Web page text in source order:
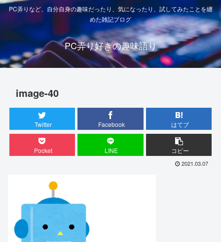
PC弄りなど、自分自身の趣味だったり、気になったり、試してみたことを纏
めた雑記ブログ
PC弄り好きの趣味語り
image-40
Twitter Facebook はてブ
Pocket LINE コピー
2021.03.07